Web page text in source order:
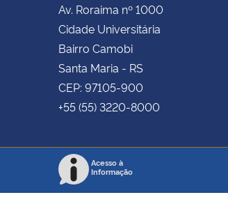
Av. Roraima nº 1000
Cidade Universitária
Bairro Camobi
Santa Maria - RS
CEP: 97105-900
+55 (55) 3220-8000
Acesso à
Informação